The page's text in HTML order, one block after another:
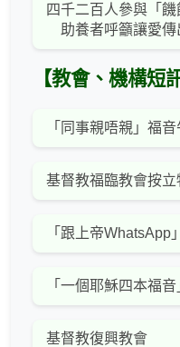
四千二百人參與「饑
助養者呼籲讓愛傳
【教會、機構短訊
「同事親唔親」福
基督教福臨教會按立
「跟上帝WhatsApp
「一個耶穌四本福
基督教復興教會